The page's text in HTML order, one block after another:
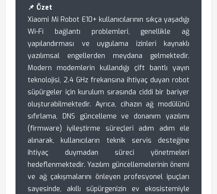
📌 Özet
Xiaomi Mi Robot E10+ kullanıcılarının sıkça yaşadığı
Wi-Fi bağlantı problemleri, genellikle ağ
yapılandırması ve uygulama izinleri kaynaklı
yazılımsal engellerden meydana gelmektedir.
Modern modemlerin kullandığı çift bantlı yayın
teknolojisi, 2.4 GHz frekansına ihtiyaç duyan robot
süpürgeler için kurulum sırasında ciddi bir bariyer
oluşturabilmektedir. Ayrıca, cihazın ağ modülünü
sıfırlama, DNS güncelleme ve donanım yazılımı
(firmware) iyileştirme süreçleri adım adım ele
alınarak, kullanıcıların teknik servis desteğine
ihtiyaç duymadan süreci yönetmeleri
hedeflenmektedir. Yazılım güncellemelerinin önemi
ve ağ çakışmalarını önleyen profesyonel ipuçları
sayesinde, akıllı süpürgenizin ev ekosistemiyle